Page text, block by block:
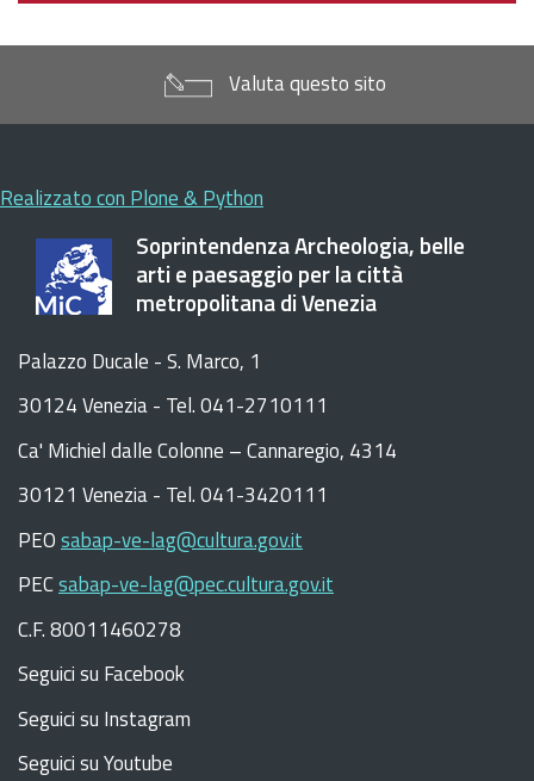
Valuta questo sito
Realizzato con Plone & Python
Soprintendenza Archeologia, belle
arti e paesaggio per la città
metropolitana di Venezia
Palazzo Ducale - S. Marco, 1
30124 Venezia - Tel. 041-2710111
Ca' Michiel dalle Colonne – Cannaregio, 4314
30121 Venezia - Tel. 041-3420111
PEOsabap-ve-lag@cultura.gov.it
PECsabap-ve-lag@pec.cultura.gov.it
C.F. 80011460278
Seguici su Facebook
Seguici su Instagram
Seguici su Youtube